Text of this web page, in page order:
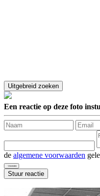
Een reactie op deze foto
de algemene voorwaarden